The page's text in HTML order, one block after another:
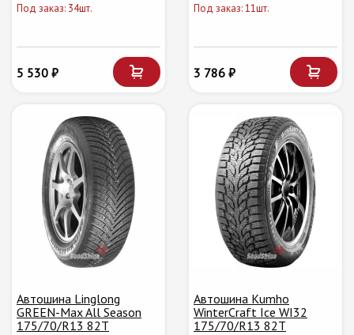
Под заказ: 34шт.
5 530 ₽
Под заказ: 11шт.
3 786 ₽
Автошина Linglong
GREEN-Max All Season
175/70/R13 82T
Автошина Kumho
WinterCraft Ice WI32
175/70/R13 82T